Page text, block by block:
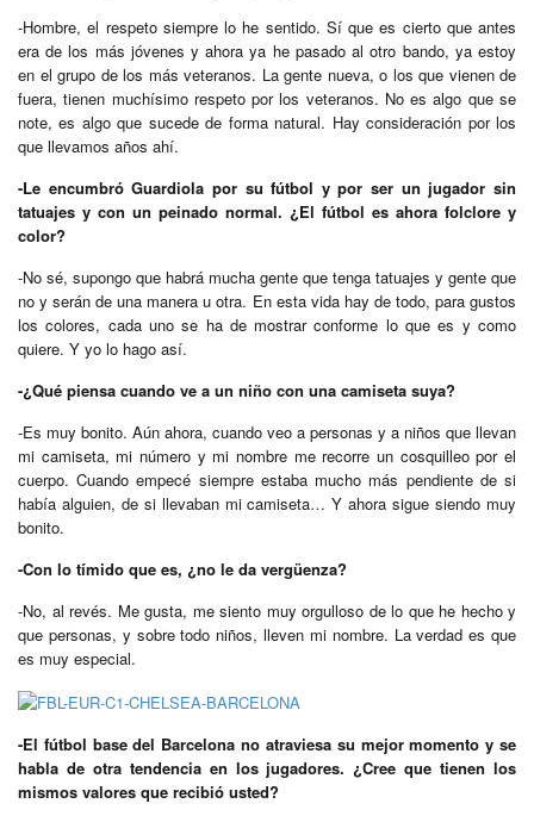
-Hombre, el respeto siempre lo he sentido. Sí que es cierto que antes
era de los más jóvenes y ahora ya he pasado al otro bando, ya estoy
en el grupo de los más veteranos. La gente nueva, o los que vienen de
fuera, tienen muchísimo respeto por los veteranos. No es algo que se
note, es algo que sucede de forma natural. Hay consideración por los
que llevamos años ahí.
-Le encumbró Guardiola por su fútbol y por ser un jugador sin
tatuajes y con un peinado normal. ¿El fútbol es ahora folclore y
color?
-No sé, supongo que habrá mucha gente que tenga tatuajes y gente que
no y serán de una manera u otra. En esta vida hay de todo, para gustos
los colores, cada uno se ha de mostrar conforme lo que es y como
quiere. Y yo lo hago así.
-¿Qué piensa cuando ve a un niño con una camiseta suya?
-Es muy bonito. Aún ahora, cuando veo a personas y a niños que llevan
mi camiseta, mi número y mi nombre me recorre un cosquilleo por el
cuerpo. Cuando empecé siempre estaba mucho más pendiente de si
había alguien, de si llevaban mi camiseta… Y ahora sigue siendo muy
bonito.
-Con lo tímido que es, ¿no le da vergüenza?
-No, al revés. Me gusta, me siento muy orgulloso de lo que he hecho y
que personas, y sobre todo niños, lleven mi nombre. La verdad es que
es muy especial.
-El fútbol base del Barcelona no atraviesa su mejor momento y se
habla de otra tendencia en los jugadores. ¿Cree que tienen los
mismos valores que recibió usted?